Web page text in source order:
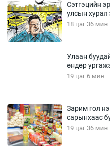
Сэтгэцийн
улсын хурал
18 цаг 36 мин
Улаан
өндөр
19 цаг 6 мин
Зарим гол
сарынхаас
19 цаг 36 мин